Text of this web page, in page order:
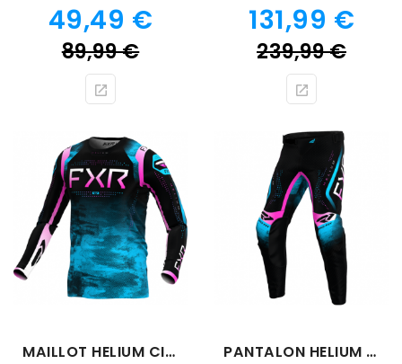
Prix
49,49 €
89,99 €Prix
Prix
131,99 €
239,99 €Prix
MAILLOT HELIUM CIRCUIT PANTALON HELIUM CIRCUIT